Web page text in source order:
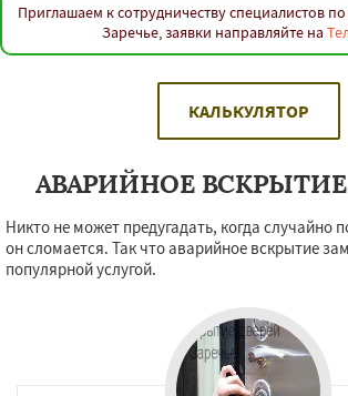
Приглашаем к сотрудничеству специалистов
Заречье, заявки направляйте на
КАЛЬКУЛЯТОР
АВАРИЙНОЕ
Никто не может предугадать, когда случайно
он сломается. Так что аварийное вскрытие
популярной услугой.